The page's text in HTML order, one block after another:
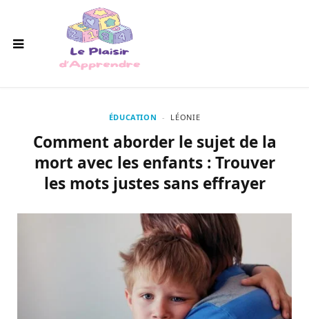
ÉDUCATION LÉONIE
Comment aborder le sujet de la
mort avec les enfants : Trouver
les mots justes sans effrayer